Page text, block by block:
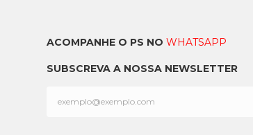
ACOMPANHE O PS NOWHATSAPP
SUBSCREVA A NOSSA NEWSLETTER